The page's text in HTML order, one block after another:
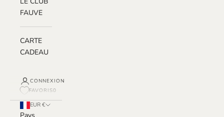
FAUVE
CARTE
CADEAU
CONNEXION
FAVORIS0
EUR €